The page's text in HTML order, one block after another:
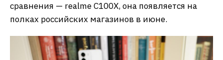
сравнения — realme C100X, она появляется на
полках российских магазинов в июне.